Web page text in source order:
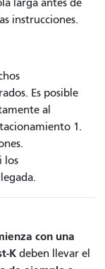
larga antes de
instrucciones.
Es posible
al
1.
los
con una
K deben llevar el